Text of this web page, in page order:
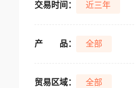
交易时间： 近三年
产 品： 全部
贸易区域： 全部